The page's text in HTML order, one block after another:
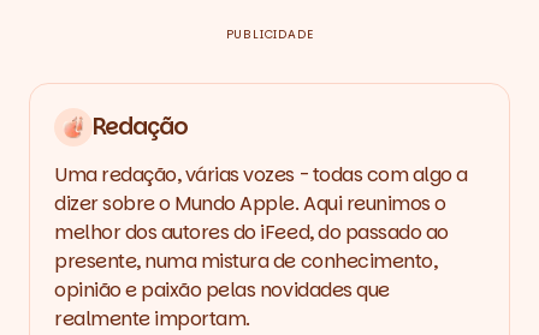
PUBLICIDADE
Redação
Uma redação, várias vozes - todas com algo a
dizer sobre o Mundo Apple. Aqui reunimos o
melhor dos autores do iFeed, do passado ao
presente, numa mistura de conhecimento,
opinião e paixão pelas novidades que
realmente importam.